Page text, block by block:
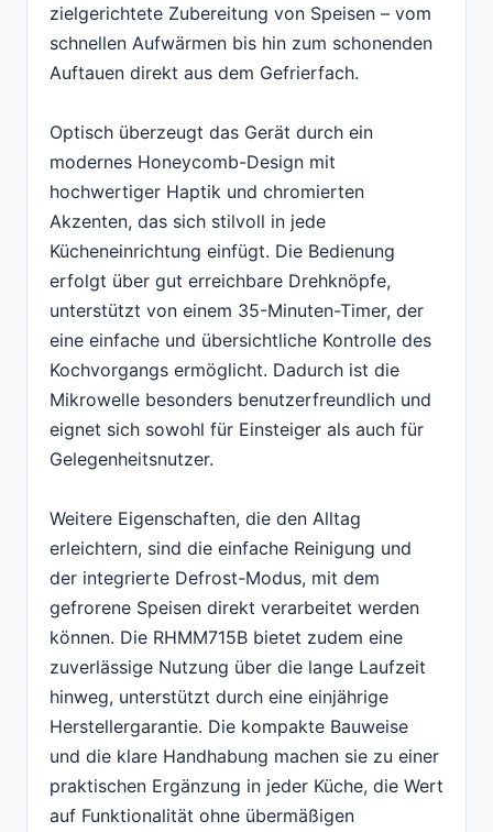
zielgerichtete Zubereitung von Speisen – vom
schnellen Aufwärmen bis hin zum schonenden
Auftauen direkt aus dem Gefrierfach.
Optisch überzeugt das Gerät durch ein
modernes Honeycomb-Design mit
hochwertiger Haptik und chromierten
Akzenten, das sich stilvoll in jede
Kücheneinrichtung einfügt. Die Bedienung
erfolgt über gut erreichbare Drehknöpfe,
unterstützt von einem 35-Minuten-Timer, der
eine einfache und übersichtliche Kontrolle des
Kochvorgangs ermöglicht. Dadurch ist die
Mikrowelle besonders benutzerfreundlich und
eignet sich sowohl für Einsteiger als auch für
Gelegenheitsnutzer.
Weitere Eigenschaften, die den Alltag
erleichtern, sind die einfache Reinigung und
der integrierte Defrost-Modus, mit dem
gefrorene Speisen direkt verarbeitet werden
können. Die RHMM715B bietet zudem eine
zuverlässige Nutzung über die lange Laufzeit
hinweg, unterstützt durch eine einjährige
Herstellergarantie. Die kompakte Bauweise
und die klare Handhabung machen sie zu einer
praktischen Ergänzung in jeder Küche, die Wert
auf Funktionalität ohne übermäßigen